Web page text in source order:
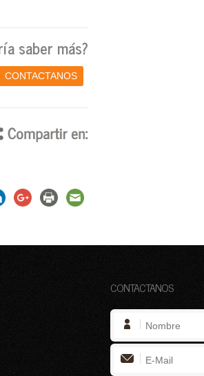
saber más?
CONTACTANOS
CONTACTANOS